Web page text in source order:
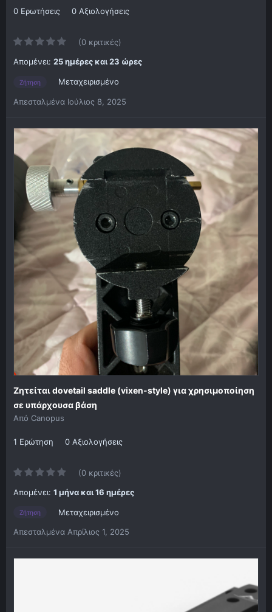
0 Ερωτήσεις 0 Αξιολογήσεις
(0 κριτικές)
Απομένει: 25 ημέρες και 23 ώρες
Ζήτηση Μεταχειρισμένο
Απεσταλμένα Ιούλιος 8, 2025
Ζητείται dovetail saddle (vixen-style) για χρησιμοποίηση
σε υπάρχουσα βάση
Από Canopus
1 Ερώτηση 0 Αξιολογήσεις
(0 κριτικές)
Απομένει: 1 μήνα και 16 ημέρες
Ζήτηση Μεταχειρισμένο
Απεσταλμένα Απρίλιος 1, 2025